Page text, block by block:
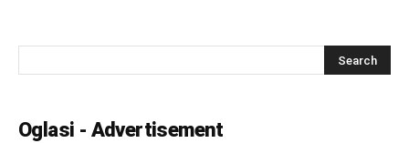
Oglasi - Advertisement